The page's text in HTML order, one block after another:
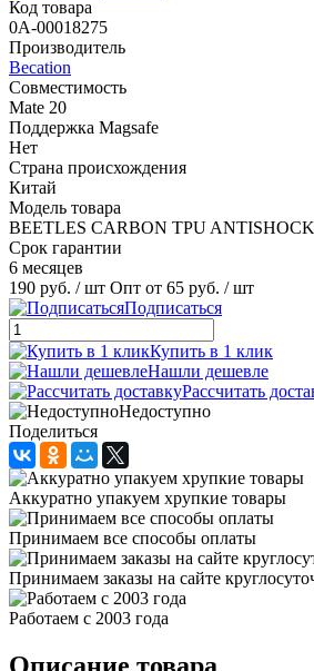
Код товара
0А-00018275
Производитель
Becation
Совместимость
Mate 20
Поддержка Magsafe
Нет
Страна происхождения
Китай
Модель товара
BEETLES CARBON TPU ANTISHOCK
Срок гарантии
6 месяцев
190 руб. / шт Опт от 65 руб. / шт
Подписаться
Купить в 1 клик
Нашли дешевле
Рассчитать
Недоступно
Поделиться
Аккуратно упакуем хрупкие товары
Принимаем все способы оплаты
Принимаем заказы на сайте
Работаем с 2003 года
Описание товара